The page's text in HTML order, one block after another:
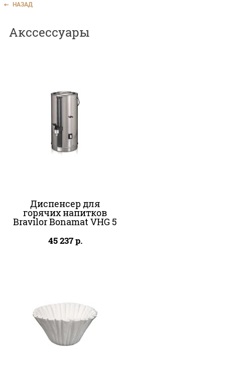
НАЗАД
Акссессуары
Диспенсер для
горячих напитков
Bravilor Bonamat VHG 5
45 237р.